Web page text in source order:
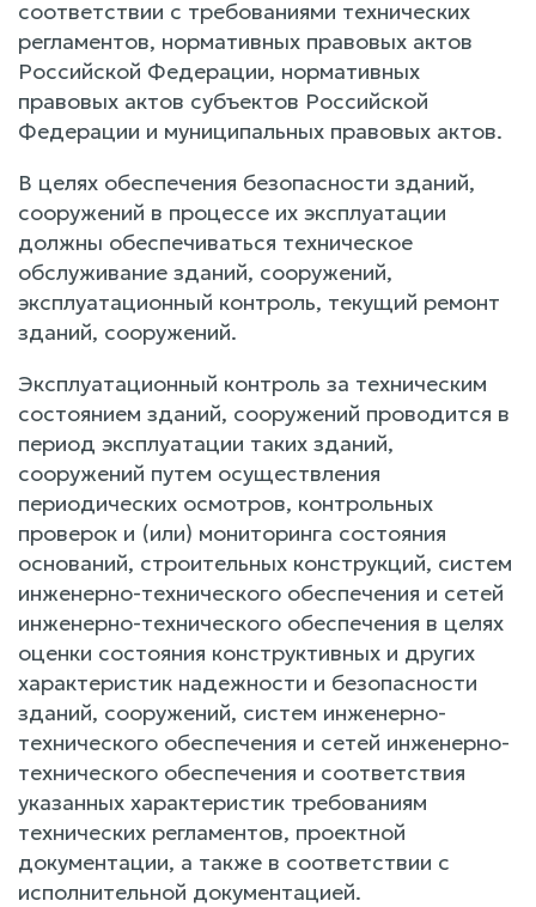
соответствии с требованиями технических
регламентов, нормативных правовых актов
Российской Федерации, нормативных
правовых актов субъектов Российской
Федерации и муниципальных правовых актов.
В целях обеспечения безопасности зданий,
сооружений в процессе их эксплуатации
должны обеспечиваться техническое
обслуживание зданий, сооружений,
эксплуатационный контроль, текущий ремонт
зданий, сооружений.
Эксплуатационный контроль за техническим
состоянием зданий, сооружений проводится в
период эксплуатации таких зданий,
сооружений путем осуществления
периодических осмотров, контрольных
проверок и (или) мониторинга состояния
оснований, строительных конструкций, систем
инженерно-технического обеспечения и сетей
инженерно-технического обеспечения в целях
оценки состояния конструктивных и других
характеристик надежности и безопасности
зданий, сооружений, систем инженерно-
технического обеспечения и сетей инженерно-
технического обеспечения и соответствия
указанных характеристик требованиям
технических регламентов, проектной
документации, а также в соответствии с
исполнительной документацией.